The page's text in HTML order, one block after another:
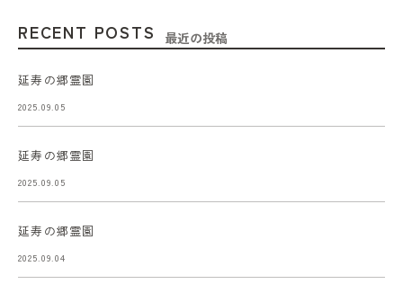
RECENT POSTS 最近の投稿
延寿の郷霊園
2025.09.05
延寿の郷霊園
2025.09.05
延寿の郷霊園
2025.09.04